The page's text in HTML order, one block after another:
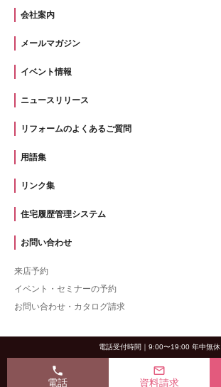
会社案内
メールマガジン
イベント情報
ニュースリリース
リフォームのよくあるご質問
用語集
リンク集
住宅履歴管理システム
お問い合わせ
来店予約
イベント・セミナーの予約
お問い合わせ・カタログ請求
電話受付時間｜9:00〜19:00 年中無休
phone
電話
mail_outline
資料請求